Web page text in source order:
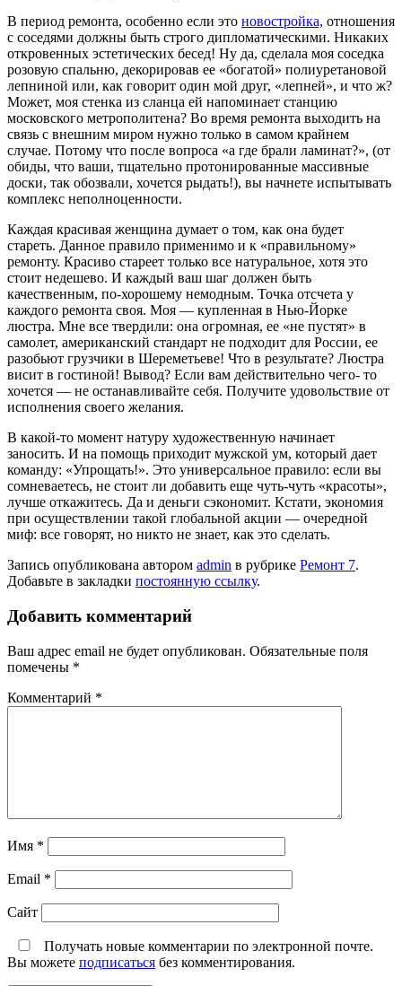
В период ремонта, особенно если это новостройка, отношения
с соседями должны быть строго дипломатическими. Никаких
откровенных эстетических бесед! Ну да, сделала моя соседка
розовую спальню, декорировав ее «богатой» полиуретановой
лепниной или, как говорит один мой друг, «лепней», и что ж?
Может, моя стенка из сланца ей напоминает станцию
московского метрополитена? Во время ремонта выходить на
связь с внешним миром нужно только в самом крайнем
случае. Потому что после вопроса «а где брали ламинат?», (от
обиды, что ваши, тщательно протонированные массивные
доски, так обозвали, хочется рыдать!), вы начнете испытывать
комплекс неполноценности.
Каждая красивая женщина думает о том, как она будет
стареть. Данное правило применимо и к «правильному»
ремонту. Красиво стареет только все натуральное, хотя это
стоит недешево. И каждый ваш шаг должен быть
качественным, по-хорошему немодным. Точка отсчета у
каждого ремонта своя. Моя — купленная в Нью-Йорке
люстра. Мне все твердили: она огромная, ее «не пустят» в
самолет, американский стандарт не подходит для России, ее
разобьют грузчики в Шереметьеве! Что в результате? Люстра
висит в гостиной! Вывод? Если вам действительно чего- то
хочется — не останавливайте себя. Получите удовольствие от
исполнения своего желания.
В какой-то момент натуру художественную начинает
заносить. И на помощь приходит мужской ум, который дает
команду: «Упрощать!». Это универсальное правило: если вы
сомневаетесь, не стоит ли добавить еще чуть-чуть «красоты»,
лучше откажитесь. Да и деньги сэкономит. Кстати, экономия
при осуществлении такой глобальной акции — очередной
миф: все говорят, но никто не знает, как это сделать.
Запись опубликована автором admin в рубрике Ремонт 7.
Добавьте в закладки постоянную ссылку.
Добавить комментарий
Ваш адрес email не будет опубликован. Обязательные поля
помечены *
Комментарий *
Имя *
Email *
Сайт
Получать новые комментарии по электронной почте.
Вы можете подписаться без комментирования.